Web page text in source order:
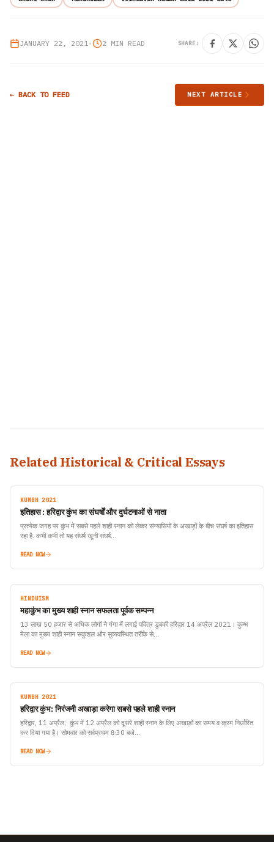
JANUARY 22, 2021• 2 MIN READ SHARE:
← BACK TO FEED NEXT ARTICLE
Related Historical & Critical Essays
KUMBH 2021
इतिहास : हरिद्वार कुंभ का संघर्षों और दुर्घटनाओं से नाता
प्रत्येक जगह पर कुंभ में सबसे पहले शाही स्नान को लेकर संन्यासियों के अखाड़ों के बीच संघर्ष का इतिहास
रहा है. कभी कभी तो यह संघर्ष खूनी संघर्ष…
READ NOW
HINDUISM
महाकुंभ का मुख्य शाही स्नान सफलता पूर्वक सम्पन्न
13 लाख 50 हजार से अधिक लोगों ने गंगा में लगाई पवित्र डुबकी हरिद्वार 14 अप्रैल 2021। कुम्भ
मेला का मुख्य शाही स्नान सकुशल और सुव्यवस्थित तरीके से…
READ NOW
KUMBH 2021
हरिद्वार कुंभ: निरंजनी अखाड़ा करेगा सबसे पहले शाही स्नान
हरिद्वार, 11 अप्रैल; कुंभ में 12 अप्रैल को दूसरे शाही स्नान के लिए अखाड़ों का समय व क्रम निर्धारित
कर दिया गया है। सोमवार को सर्वप्रथम 8ः30 बजे…
READ NOW